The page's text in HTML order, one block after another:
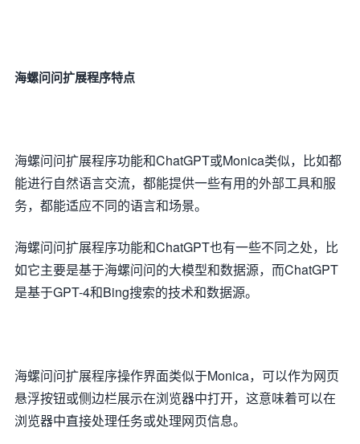
海螺问问扩展程序特点
海螺问问扩展程序功能和ChatGPT或Monica类似，比如都
能进行自然语言交流，都能提供一些有用的外部工具和服
务，都能适应不同的语言和场景。
海螺问问扩展程序功能和ChatGPT也有一些不同之处，比
如它主要是基于海螺问问的大模型和数据源，而ChatGPT
是基于GPT-4和Bing搜索的技术和数据源。
海螺问问扩展程序操作界面类似于Monica，可以作为网页
悬浮按钮或侧边栏展示在浏览器中打开，这意味着可以在
浏览器中直接处理任务或处理网页信息。